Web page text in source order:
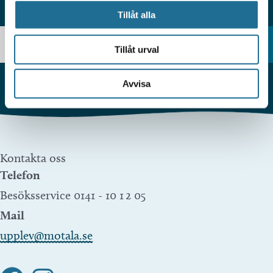
Tillåt alla
Tillåt urval
Avvisa
HITTAR DU INTE VAD DU SÖKER?
Kontakta oss
Telefon
Besöksservice 0141 - 10 1 2 05
Mail
upplev@motala.se